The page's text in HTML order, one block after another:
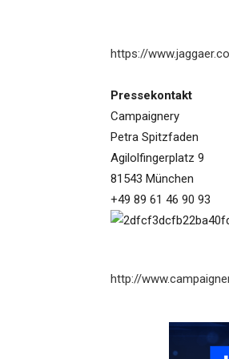
https://
Pressekontakt
Campaignery
Petra Spitzfaden
Agilolfingerplatz 9
81543 München
+49 89 61 46 90 93
http://